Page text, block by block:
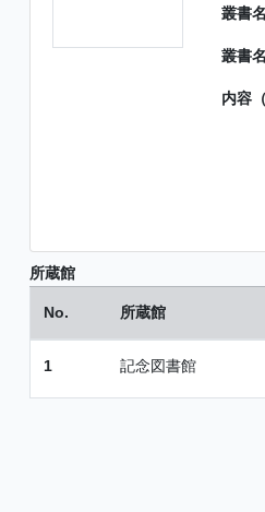
叢書名
叢書
内容
所蔵館
No. 所蔵館
1 記念図書館